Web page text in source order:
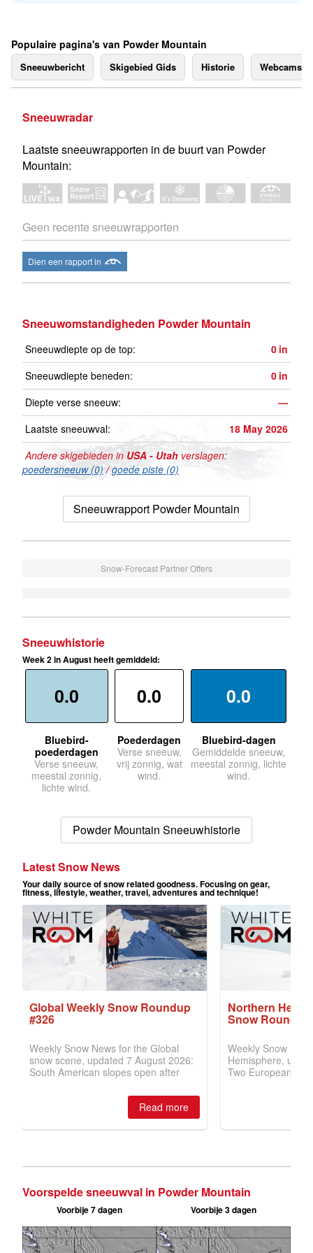
Populaire pagina's van Powder Mountain
Sneeuwbericht Skigebied Gids Historie Webcams
Sneeuwradar
Laatste sneeuwrapporten in de buurt van Powder
Mountain:
Geen recente sneeuwrapporten
Dien een rapport in
Sneeuwomstandigheden Powder Mountain
Sneeuwdiepte op de top: 0 in
Sneeuwdiepte beneden:
0 in
Diepte verse sneeuw:
—
Laatste sneeuwval:
18 May 2026
Andere skigebieden in USA - Utah verslagen:
poedersneeuw (0)/goede piste (0)
Sneeuwrapport Powder Mountain
Snow-Forecast Partner Offers
Sneeuwhistorie
Week 2 in August heeft gemiddeld:
0.0
Bluebird-
poederdagen
Verse sneeuw,
meestal zonnig,
lichte wind.
0.0
Poederdagen
Verse sneeuw,
vrij zonnig, wat
wind.
0.0
Bluebird-dagen
Gemiddelde sneeuw,
meestal zonnig, lichte
wind.
Powder Mountain Sneeuwhistorie
Voorspelde sneeuwval in Powder Mountain
Voorbije 7 dagen Voorbije 3 dagen